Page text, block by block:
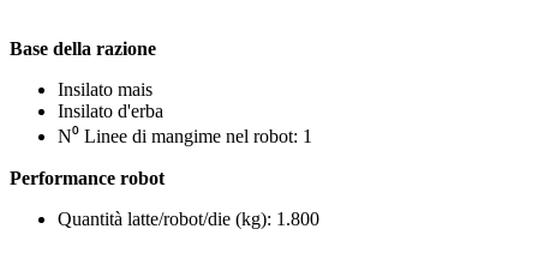
Base della razione
Insilato mais
Insilato d'erba
N⁰ Linee di mangime nel robot: 1
Performance robot
Quantità latte/robot/die (kg): 1.800